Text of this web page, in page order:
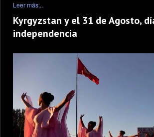
Leer más...
Kyrgyzstan y el 31 de Agosto,
independencia